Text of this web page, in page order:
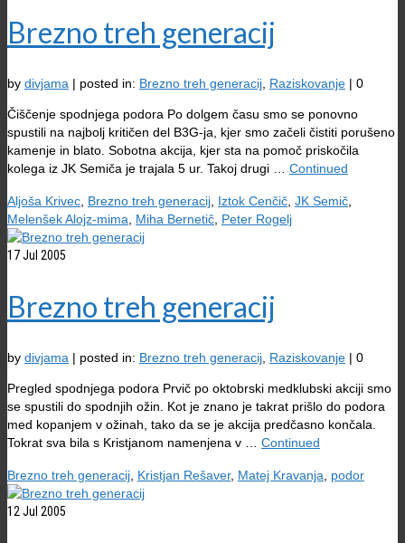
Brezno treh generacij
by divjama | posted in: Brezno treh generacij Raziskovanje | 0
Čiščenje spodnjega podora Po dolgem času smo se ponovno
spustili na najbolj kritičen del B3G-ja, kjer smo začeli čistiti porušeno
kamenje in blato. Sobotna akcija, kjer sta na pomoč priskočila
kolega iz JK Semiča je trajala 5 ur. Takoj drugi … Continued
Aljoša Krivec Brezno treh generacij Iztok Cenčič JK Semič
Melenšek Alojz-mima
Miha Bernetič Peter Rogelj
17Jul 2005
Brezno treh generacij
by divjama | posted in: Brezno treh generacij Raziskovanje | 0
Pregled spodnjega podora Prvič po oktobrski medklubski akciji smo
se spustili do spodnjih ožin. Kot je znano je takrat prišlo do podora
med kopanjem v ožinah, tako da se je akcija predčasno končala.
Tokrat sva bila s Kristjanom namenjena v … Continued
Brezno treh generacij Kristjan Rešaver, Matej Kravanja podor
12 Jul 2005